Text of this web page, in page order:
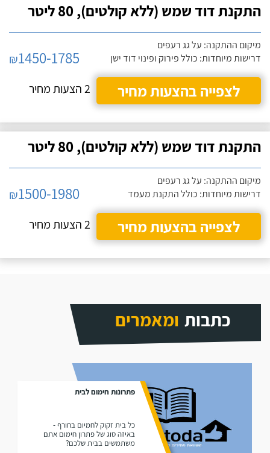
התקנת דוד שמש (ללא קולטים), 80 ליטר
מיקום ההתקנה: על גג רעפים
דרישות מיוחדות: כולל פירוק ופינוי דוד ישן
₪1450-1785
לצפייה בהצעות מחיר
2 הצעות מחיר
התקנת דוד שמש (ללא קולטים), 80 ליטר
מיקום ההתקנה: על גג רעפים
דרישות מיוחדות: כולל התקנת מעמד
₪1500-1980
לצפייה בהצעות מחיר
2 הצעות מחיר
כתבות ומאמרים
פתרונות חימום לבית
כל בית זקוק לחמיום בחורף -
באיזה סוג של פתרון חימום אתם
משתמשים בבית שלכם?